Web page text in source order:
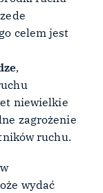
celem jest
,
niewielkie
zagrożenie
ruchu.
wydać